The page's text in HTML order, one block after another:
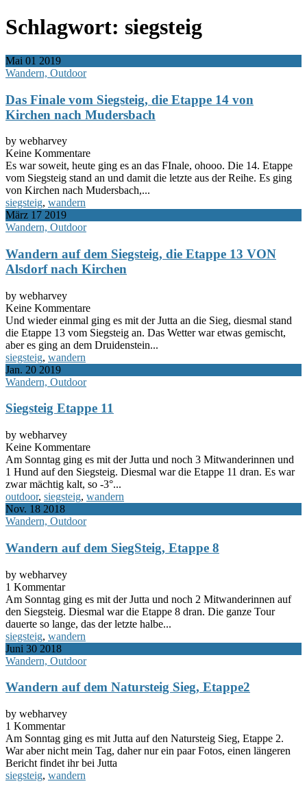
Schlagwort: siegsteig
Mai 01 2019
Wandern, Outdoor
Das Finale vom Siegsteig, die Etappe 14 von
Kirchen nach Mudersbach
by webharvey
Keine Kommentare
Es war soweit, heute ging es an das FInale, ohooo. Die 14. Etappe
vom Siegsteig stand an und damit die letzte aus der Reihe. Es ging
von Kirchen nach Mudersbach,...
siegsteig, wandern
März 17 2019
Wandern, Outdoor
Wandern auf dem Siegsteig, die Etappe 13 VON
Alsdorf nach Kirchen
by webharvey
Keine Kommentare
Und wieder einmal ging es mit der Jutta an die Sieg, diesmal stand
die Etappe 13 vom Siegsteig an. Das Wetter war etwas gemischt,
aber es ging an dem Druidenstein...
siegsteig, wandern
Jan. 20 2019
Wandern, Outdoor
Siegsteig Etappe 11
by webharvey
Keine Kommentare
Am Sonntag ging es mit der Jutta und noch 3 Mitwanderinnen und
1 Hund auf den Siegsteig. Diesmal war die Etappe 11 dran. Es war
zwar mächtig kalt, so -3°...
outdoor, siegsteig, wandern
Nov. 18 2018
Wandern, Outdoor
Wandern auf dem SiegSteig, Etappe 8
by webharvey
1 Kommentar
Am Sonntag ging es mit der Jutta und noch 2 Mitwanderinnen auf
den Siegsteig. Diesmal war die Etappe 8 dran. Die ganze Tour
dauerte so lange, das der letzte halbe...
siegsteig, wandern
Juni 30 2018
Wandern, Outdoor
Wandern auf dem Natursteig Sieg, Etappe2
by webharvey
1 Kommentar
Am Sonntag ging es mit Jutta auf den Natursteig Sieg, Etappe 2.
War aber nicht mein Tag, daher nur ein paar Fotos, einen längeren
Bericht findet ihr bei Jutta
siegsteig, wandern